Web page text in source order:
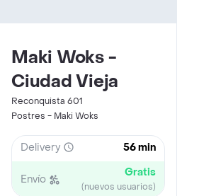
Maki Woks -
Ciudad Vieja
Reconquista 601
Postres - Maki Woks
Delivery 56 min
Envío Gratis
(nuevos usuarios)